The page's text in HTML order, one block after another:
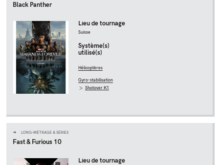
Black Panther
Lieu de tournage
Suisse
Système(s)
utilisé(s)
Hélicoptères
Gyro-stabilisation
Shotover K1
LONG-MÉTRAGE & SÉRIES
Fast & Furious 10
Lieu de tournage